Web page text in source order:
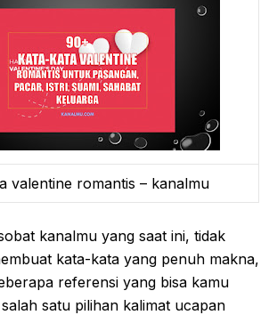
valentine romantis – kanalmu
kanalmu yang saat ini, tidak
kata-kata yang penuh makna,
referensi yang bisa kamu
satu pilihan kalimat ucapan